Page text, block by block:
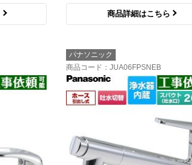
商品詳細はこちら
パナソニック
商品コード ：JUA06FPSNEB